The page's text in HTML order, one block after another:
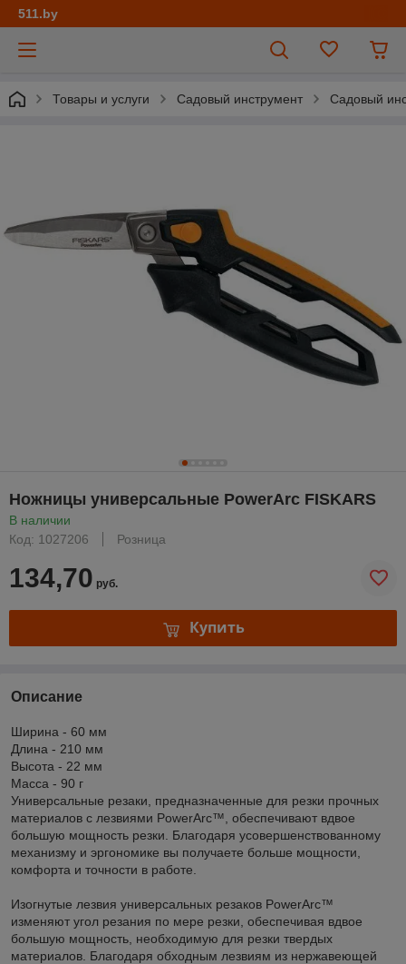
511.by
Товары и услуги Садовый инструмент Садовый
Ножницы универсальные PowerArc FISKARS
В наличии
Код: 1027206
Розница
134,70 руб.
Купить
Описание
Ширина - 60 мм
Длина - 210 мм
Высота - 22 мм
Масса - 90 г
Универсальные резаки, предназначенные для резки прочных
материалов с лезвиями PowerArc™, обеспечивают вдвое
большую мощность резки. Благодаря усовершенствованному
механизму и эргономике вы получаете больше мощности,
комфорта и точности в работе.
Изогнутые лезвия универсальных резаков PowerArc™
изменяют угол резания по мере резки, обеспечивая вдвое
большую мощность, необходимую для резки твердых
материалов. Благодаря обходным лезвиям из нержавеющей